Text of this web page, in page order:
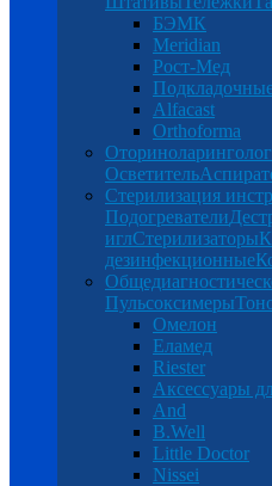
БЭМК
Meridian
Рост-Мед
Alfacast
Orthoforma
Осветитель
Стерилизация
Подогреватели
иглСтерилизаторы
дезинфекционные
Пульсоксимеры
Омелон
Еламед
Riester
Аксессуары
And
B.Well
Little Doctor
Nissei